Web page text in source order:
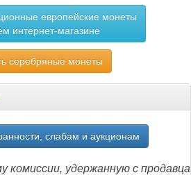
европейские монеты
интернет-магазине
серебряные монеты
слабам и аукционам
комиссии, удержанную с продавца